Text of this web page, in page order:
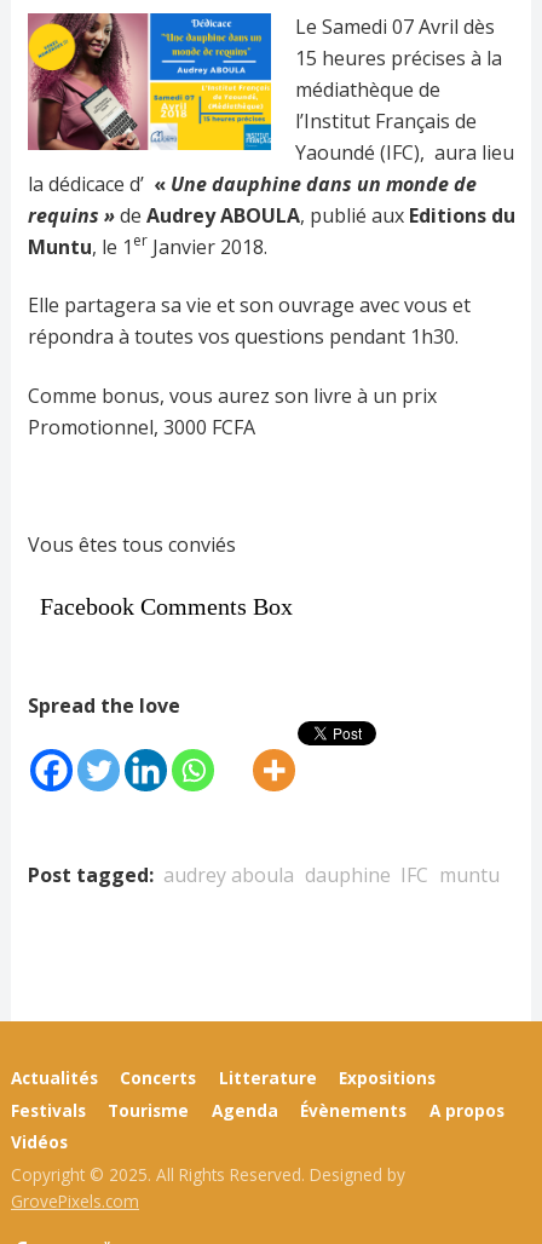
Le Samedi 07 Avril dès
15 heures précises à la
médiathèque de
l’Institut Français de
Yaoundé (IFC), aura lieu
la dédicace d’ « Une dauphine dans un monde de
requins »de Audrey ABOULA, publié aux Editions du
Muntu, le 1 erJanvier 2018.
Elle partagera sa vie et son ouvrage avec vous et
répondra à toutes vos questions pendant 1h30.
Comme bonus, vous aurez son livre à un prix
Promotionnel, 3000 FCFA
Vous êtes tous conviés
Facebook Comments Box
Spread the love
Post tagged: audrey aboula dauphine IFC muntu
Actualités Concerts Litterature
Expositions
Festivals
Tourisme Agenda Évènements
A propos
Vidéos
Copyright © 2025. All Rights Reserved. Designed by
GrovePixels.com